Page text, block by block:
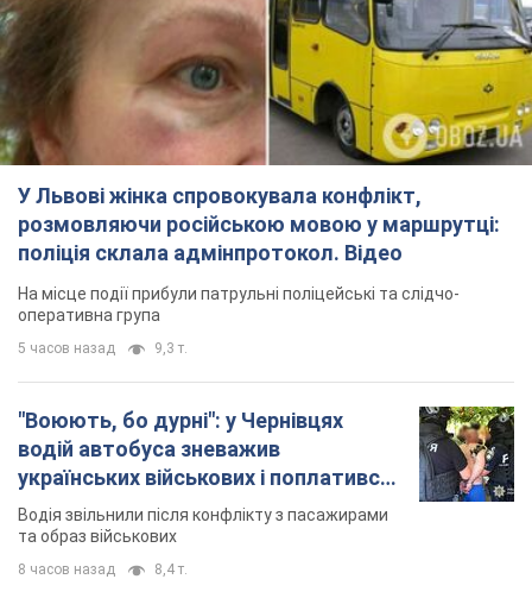
5 часов назад 9,3 т.
"Воюють, бо дурні": у Чернівцях
водій автобуса зневажив
українських військових і поплатився.
Відео
Водія звільнили після конфлікту з пасажирами
та образ військових
8 часов назад 8,4 т.
"Не слідкує за сексуальністю": у
Києві консультант салону краси
зовнішності жінки, сказавши, що вона носить
"чоловічу стрижку"
2 часа назад 11,0 т.